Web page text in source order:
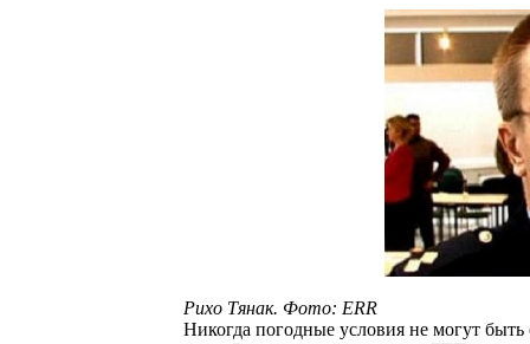
Рихо Тянак. Фото: ERR
Никогда погодные условия не могут